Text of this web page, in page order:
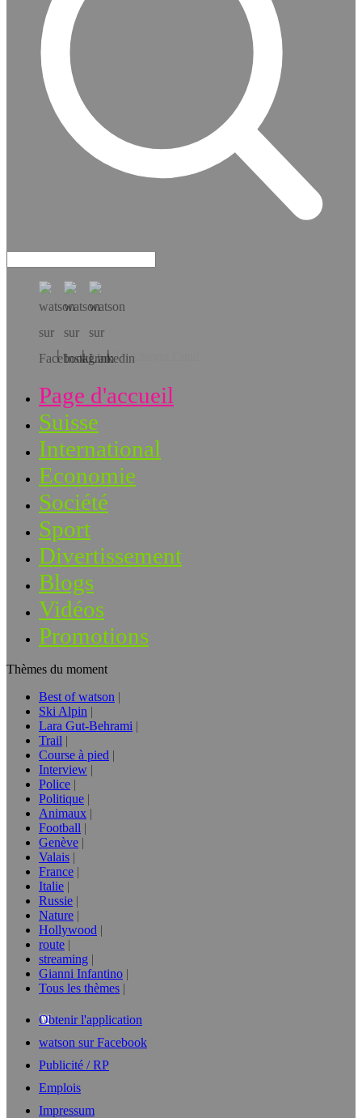
Téléchargez l’app!
Page d'accueil
Suisse
International
Economie
Société
Sport
Divertissement
Blogs
Vidéos
Promotions
Thèmes du moment
Best of watson
Ski Alpin
Lara Gut-Behrami
Trail
Course à pied
Interview
Police
Politique
Animaux
Football
Genève
Valais
France
Italie
Russie
Nature
Hollywood
route
streaming
Gianni Infantino
Tous les thèmes
Obtenir l'application
watson sur Facebook
Publicité / RP
Emplois
Impressum